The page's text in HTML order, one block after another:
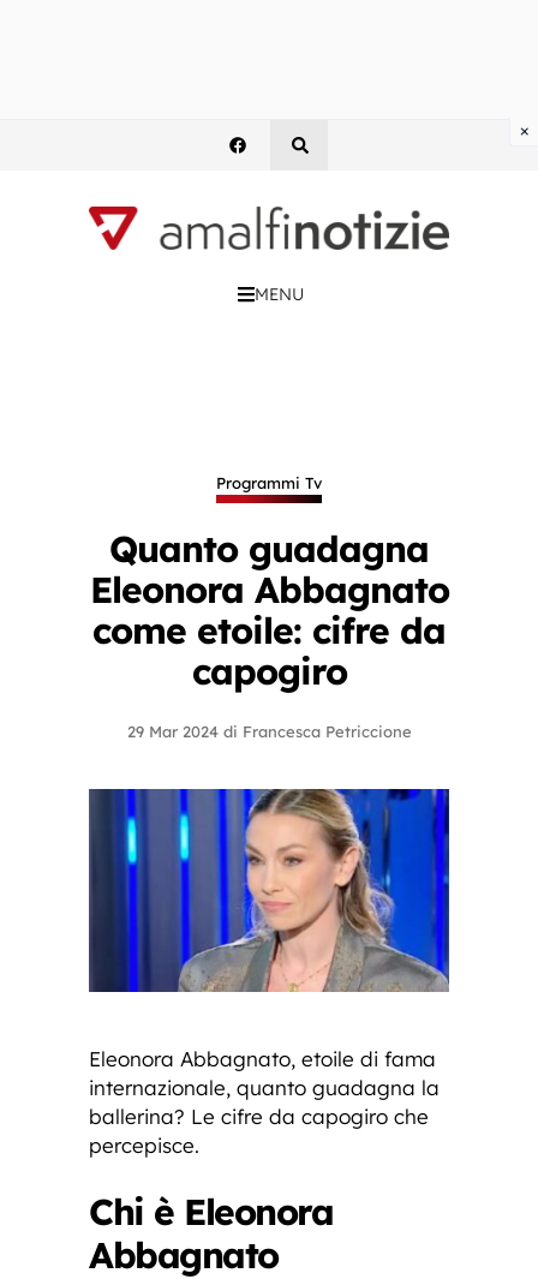
MENU
Programmi Tv
Quanto guadagna
Eleonora Abbagnato
come etoile: cifre da
capogiro
29 Mar 2024 di Francesca Petriccione
Eleonora Abbagnato, etoile di fama
internazionale, quanto guadagna la
ballerina? Le cifre da capogiro che
percepisce.
Chi è Eleonora
Abbagnato
×